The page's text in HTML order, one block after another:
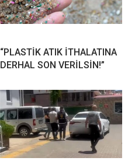
“PLASTİK ATIK İTHALATINA
DERHAL SON VERİLSİN!”